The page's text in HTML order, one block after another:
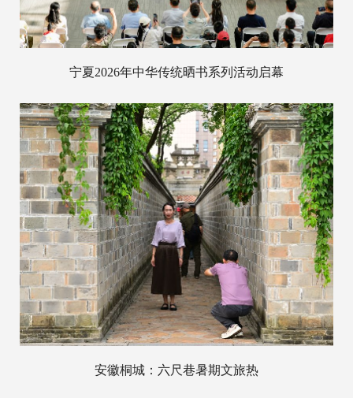
宁夏2026年中华传统晒书系列活动启幕
安徽桐城：六尺巷暑期文旅热